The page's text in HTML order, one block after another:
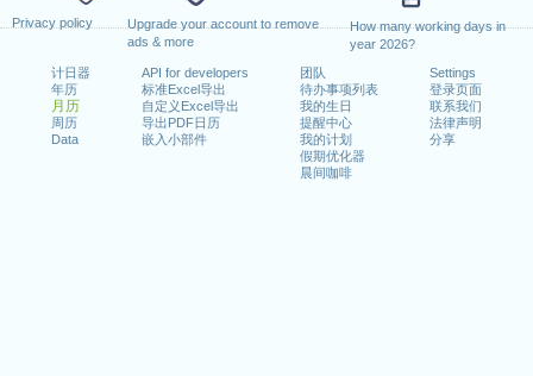
Privacy policy
Upgrade your account to remove
ads & more
How many working days in
year 2026?
计日器
年历
月历
周历
Data
API for developers
标准Excel导出
自定义Excel导出
导出PDF日历
嵌入小部件
团队
待办事项列表
我的生日
提醒中心
我的计划
假期优化器
晨间咖啡
Settings
登录页面
联系我们
法律声明
分享